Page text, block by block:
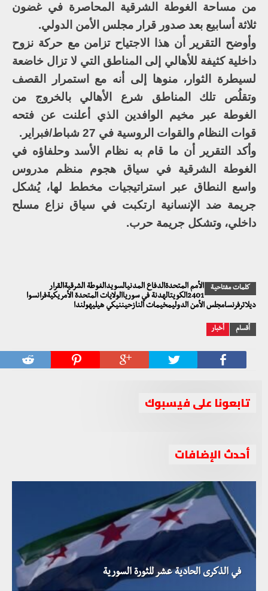
من مساحة الغوطة الشرقية المحاصرة في غضون
ثلاثة أسابيع بعد صدور قرار مجلس الأمن الدولي.
وأوضح التقرير أن هذا الاجتياح تزامن مع حركة نزوح
داخلية كثيفة للأهالي إلى المناطق التي لا تزال خاضعة
لسيطرة الثوار، منوها إلى أنه مع استمرار القصف
وتقلُص تلك المناطق شرع الأهالي بالخروج من
الغوطة عبر مخيم الوافدين الذي أعلنت عن فتحه
قوات النظام والقوات الروسية في 27 شباط/فبراير.
وأكد التقرير أن ما قام به نظام الأسد وحلفاؤه في
الغوطة الشرقية في سياق هجوم منظم مدروس
واسع النطاق عبر استراتيجيات مخطط لها، يُشكل
جريمة ضد الإنسانية ارتكبت في سياق نزاع مسلح
داخلي، وتشكل جريمة حرب.
كلمات مفتاحية
الأمم المتحدةالدفاع المدنيالسويدالغوطة الشرقيةالقرار
2401الكويتالهدنة في سورياالولايات المتحدة الأمريكيةفرانسوا
ديلاترفرنسامجلس الأمن الدوليمخيمات النازحيننيكي هيليهولندا
أقسام أخبار
تابعونا على فيسبوك
أحدث الإضافات
في الذكرى الحادية عشر للثورة السورية